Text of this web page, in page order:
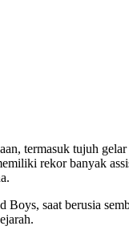
termasuk tujuh
rekor banyak
saat berusia